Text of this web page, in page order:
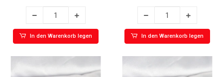
In den Warenkorb legen In den Warenkorb legen